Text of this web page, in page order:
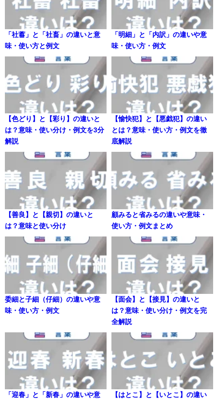
「社蓄」と「社畜」の違いと意
味・使い方と例文
「明細」と「内訳」の違いや意
味・使い方・例文
【色どり】と【彩り】の違いと
は？意味・使い分け・例文を3分
解説
【愉快犯】と【悪戯犯】の違い
とは？意味・使い方・例文を徹
底解説
【善良】と【親切】の違いと
は？意味と使い分け
顧みると省みるの違いや意味・
使い方・例文まとめ
委細と子細（仔細）の違いや意
味・使い方・例文
【面会】と【接見】の違いと
は？意味・使い分け・例文を完
全解説
「迎春」と「新春」の違いや意
【はとこ】と【いとこ】の違い